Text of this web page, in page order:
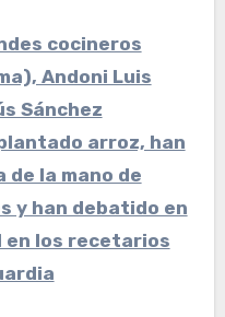
cocineros
Andoni Luis
Sánchez
arroz, han
de la mano de
y han debatido en
en los recetarios